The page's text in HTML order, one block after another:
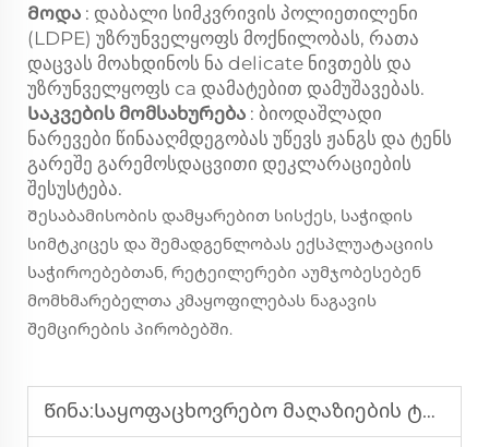
Მოდა : დაბალი სიმკვრივის პოლიეთილენი
(LDPE) უზრუნველყოფს მოქნილობას, რათა
დაცვას მოახდინოს ნა delicate ნივთებს და
უზრუნველყოფს ca დამატებით დამუშავებას.
Საკვების მომსახურება : ბიოდაშლადი
ნარევები წინააღმდეგობას უწევს ჟანგს და ტენს
გარეშე გარემოსდაცვითი დეკლარაციების
შესუსტება.
Შესაბამისობის დამყარებით სისქეს, საჭიდის
სიმტკიცეს და შემადგენლობას ექსპლუატაციის
საჭიროებებთან, რეტეილერები აუმჯობესებენ
მომხმარებელთა კმაყოფილებას ნაგავის
შემცირების პირობებში.
Წინა:Საყოფაცხოვრებო მაღაზიების ტი-შუბლები: ძირეული თვისებები, რომლებზეც უნდა ყურადღება მიაქციოთ